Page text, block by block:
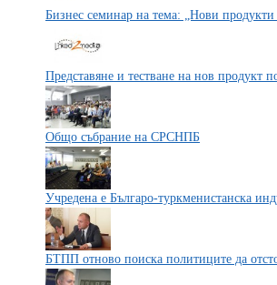
Бизнес семинар на тема: „Нови продукти
Представяне и тестване на нов продукт
Общо събрание на СРСНПБ
Учредена е Българо-туркменистанска
БТПП отново поиска политиците да